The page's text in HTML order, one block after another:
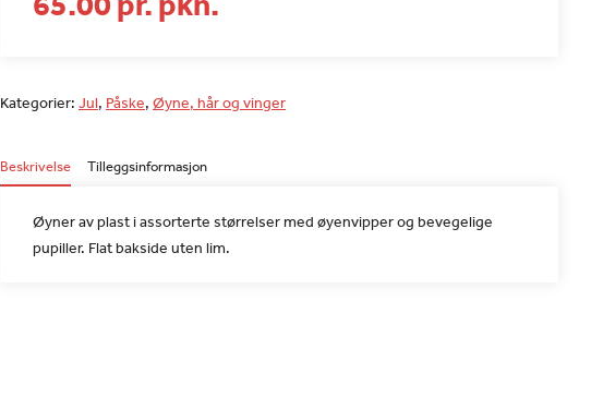
Kategorier: Jul, Påske, Øyne, hår og vinger
Beskrivelse Tilleggsinformasjon
Øyner av plast i assorterte størrelser med øyenvipper og bevegelige
pupiller. Flat bakside uten lim.